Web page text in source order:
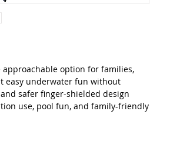
option for families,
easy underwater fun without
safer finger-shielded design
use, pool fun, and family-friendly